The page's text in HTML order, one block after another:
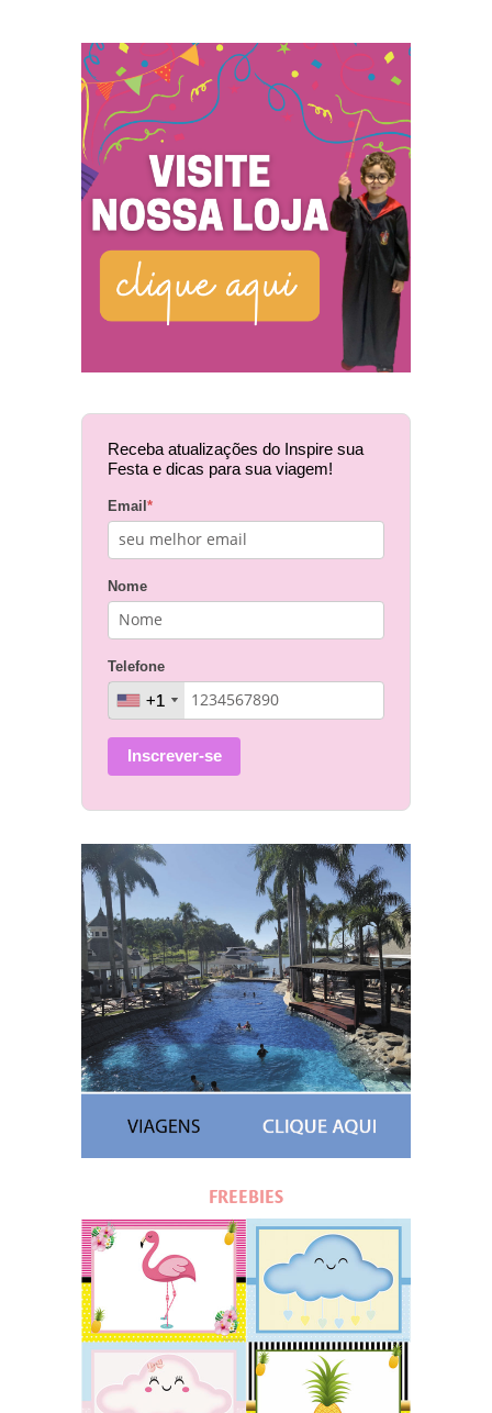
Receba atualizações do Inspire sua
Festa e dicas para sua viagem!
Email*
Nome
Telefone
+1
+1
Inscrever-se
FREEBIES